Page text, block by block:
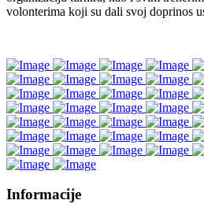
volonterima koji su dali svoj doprinos
Informacije